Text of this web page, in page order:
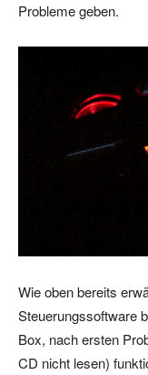
Probleme geben.
Wie oben bereits
Steuerungssoftware
Box, nach ersten
CD nicht lesen)